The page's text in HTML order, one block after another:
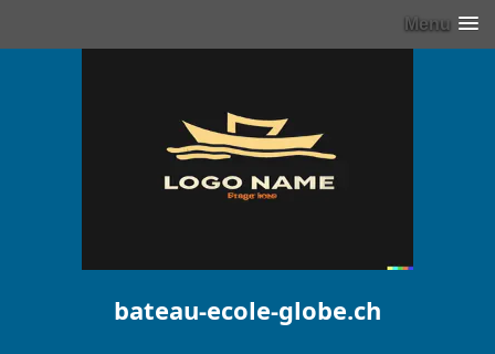
Menu
bateau-ecole-globe.ch